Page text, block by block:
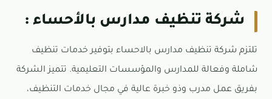
شركة تنظيف مدارس بالأحساء :
تلتزم شركة تنظيف مدارس بالاحساء بتوفير خدمات تنظيف
شاملة وفعالة للمدارس والمؤسسات التعليمية. تتميز الشركة
بفريق عمل مدرب وذو خبرة عالية في مجال خدمات التنظيف،